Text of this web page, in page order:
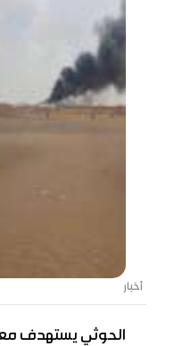
أخبار
الحوثي يستهدف